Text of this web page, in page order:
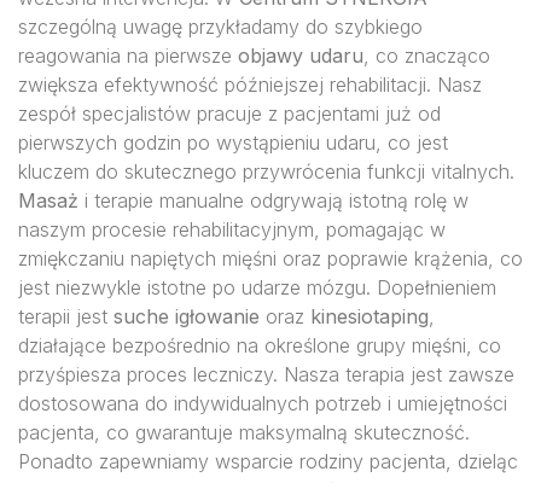
szczególną uwagę przykładamy do szybkiego
reagowania na pierwsze objawy udaru, co znacząco
zwiększa efektywność późniejszej rehabilitacji. Nasz
zespół specjalistów pracuje z pacjentami już od
pierwszych godzin po wystąpieniu udaru, co jest
kluczem do skutecznego przywrócenia funkcji vitalnych.
Masaż i terapie manualne odgrywają istotną rolę w
naszym procesie rehabilitacyjnym, pomagając w
zmiękczaniu napiętych mięśni oraz poprawie krążenia, co
jest niezwykle istotne po udarze mózgu. Dopełnieniem
terapii jest suche igłowanie oraz kinesiotaping,
działające bezpośrednio na określone grupy mięśni, co
przyśpiesza proces leczniczy. Nasza terapia jest zawsze
dostosowana do indywidualnych potrzeb i umiejętności
pacjenta, co gwarantuje maksymalną skuteczność.
Ponadto zapewniamy wsparcie rodziny pacjenta, dzieląc